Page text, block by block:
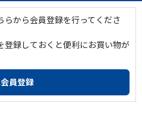
から会員登録を行ってくださ
登録しておくと便利にお買い物が